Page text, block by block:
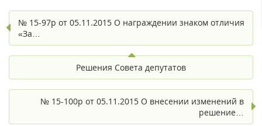
№ 15-97р от 05.11.2015 О награждении знаком отличия
«За…
Решения Совета депутатов
№ 15-100р от 05.11.2015 О внесении изменений в
решение…